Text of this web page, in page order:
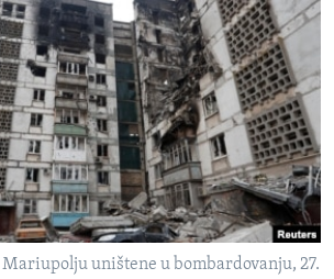
Mariupolju uništene u bombardovanju, 27.